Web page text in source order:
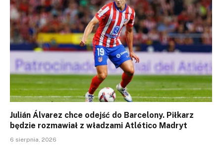
Julián Álvarez chce odejść do Barcelony. Piłkarz
będzie rozmawiał z władzami Atlético Madryt
6 sierpnia, 2026